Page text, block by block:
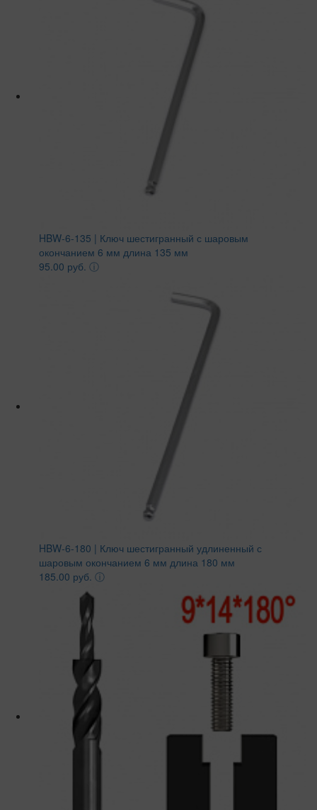
HBW-6-135 | Ключ шестигранный с шаровым
окончанием 6 мм длина 135 мм
95.00 руб. ⓘ
HBW-6-180 | Ключ шестигранный удлиненный с
шаровым окончанием 6 мм длина 180 мм
185.00 руб. ⓘ